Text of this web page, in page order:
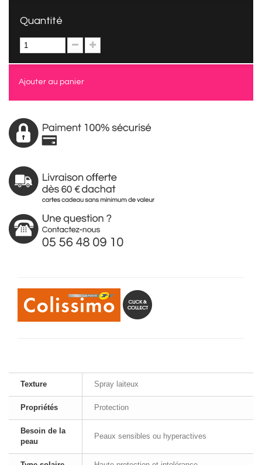
Quantité
Ajouter au panier
Texture Spray laiteux
Propriétés Protection
Besoin de la
peau
Peaux sensibles ou hyperactives